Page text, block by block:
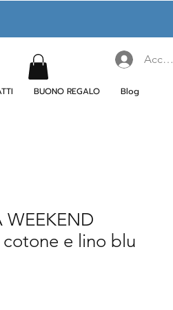
Accedi
BUONO REGALO Blog
e lino blu